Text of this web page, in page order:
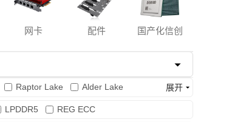
网卡 配件 国产化信创
Raptor Lake
Alder Lake
展开
LPDDR5 REG ECC